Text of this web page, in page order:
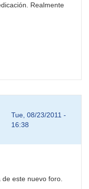
Realmente
Tue, 08/23/2011 -
16:38
este nuevo foro.